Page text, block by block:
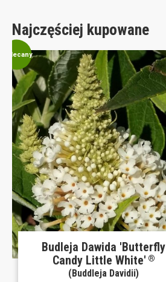
Najczęściej kupowane
Polecany
Budleja Dawida 'Butterfly
Candy Little White' ®
(Buddleja Davidii)